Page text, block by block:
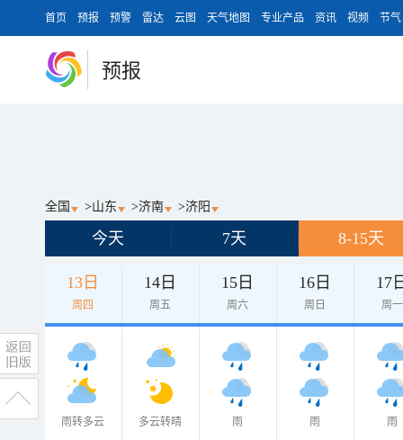
首页 预报 预警 雷达 云图 天气地图 专业产品 资讯 视频 节气
预报
全国 >山东 >济南 >济阳
今天 7天 8-15天
13日
周四
14日
周五
15日
周六
16日
周日
17
周一
雨转多云 多云转晴 雨 雨 雨